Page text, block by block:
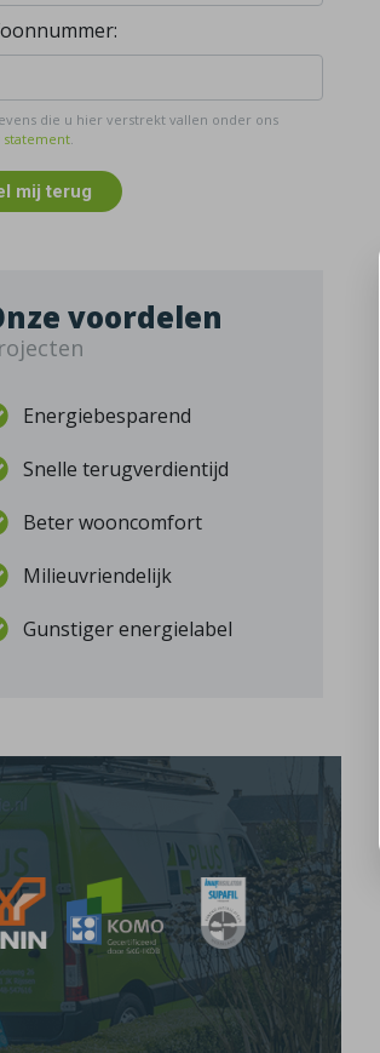
die u hier verstrekt vallen onder ons
statement.
mij terug
voordelen
Energiebesparend
Snelle terugverdientijd
Beter wooncomfort
Milieuvriendelijk
Gunstiger energielabel